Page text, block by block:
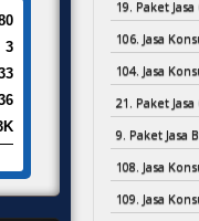
3
19. Paket
106. Jasa
104. Jasa
21. Paket
9. Paket Jasa
108. Jasa
109. Jasa